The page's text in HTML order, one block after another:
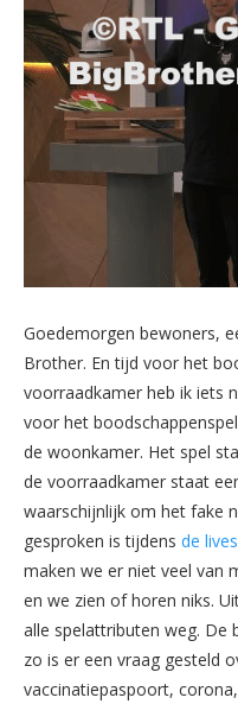
Goedemorgen bewoners,
Brother. En tijd voor het
voorraadkamer heb ik iets
voor het
de woonkamer. Het spel
de voorraadkamer staat
waarschijnlijk om het fake
gesproken is tijdens de
maken we er niet veel van
en we zien of horen niks.
alle spelattributen weg. De
zo is er een vraag gesteld
vaccinatiepaspoort,